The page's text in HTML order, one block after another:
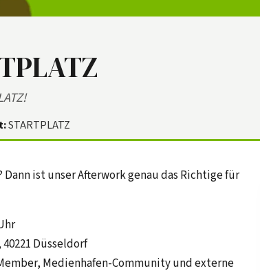
STARTPLATZ
ist unser Afterwork genau das Richtige für
Düsseldorf
Medienhafen-Community und externe